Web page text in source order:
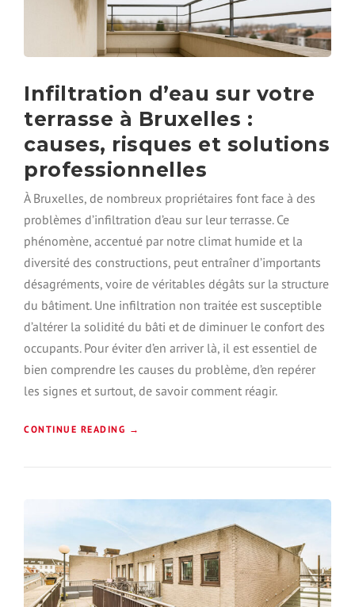
É
D
E
T
T
U
E
:
U
E
C
M
P
L
T
P
O
P
É
D
U
R
Infiltration d’eau sur votre
terrasse à Bruxelles :
causes, risques et solutions
professionnelles
À Bruxelles, de nombreux propriétaires font face à des
problèmes d’infiltration d’eau sur leur terrasse. Ce
phénomène, accentué par notre climat humide et la
diversité des constructions, peut entraîner d’importants
désagréments, voire de véritables dégâts sur la structure
du bâtiment. Une infiltration non traitée est susceptible
d’altérer la solidité du bâti et de diminuer le confort des
occupants. Pour éviter d’en arriver là, il est essentiel de
bien comprendre les causes du problème, d’en repérer
les signes et surtout, de savoir comment réagir.
CONTINUE READING «
L
R
A
T
I
→